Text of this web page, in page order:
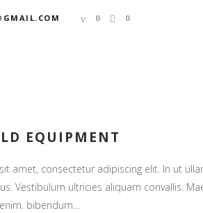
0 0
EQUIPMENT
amet, consectetur adipiscing elit. In ut
Vestibulum ultricies aliquam convallis.
bibendum...